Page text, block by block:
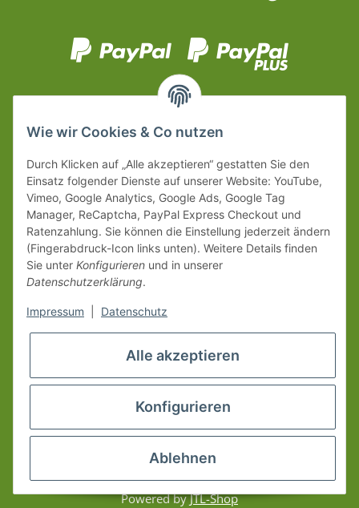
* Alle Preise inkl. gesetzlicher USt., zzgl.
© www.erzgebirgsshop24.de
Powered byJTL-Shop
Wie wir Cookies & Co nutzen
Durch Klicken auf „Alle akzeptieren“ gestatten Sie den
Einsatz folgender Dienste auf unserer Website: YouTube,
Vimeo, Google Analytics, Google Ads, Google Tag
Manager, ReCaptcha, PayPal Express Checkout und
Ratenzahlung. Sie können die Einstellung jederzeit ändern
(Fingerabdruck-Icon links unten). Weitere Details finden
Sie unter Konfigurieren und in unserer
Datenschutzerklärung.
Impressum Datenschutz
Alle akzeptieren
Konfigurieren
Ablehnen